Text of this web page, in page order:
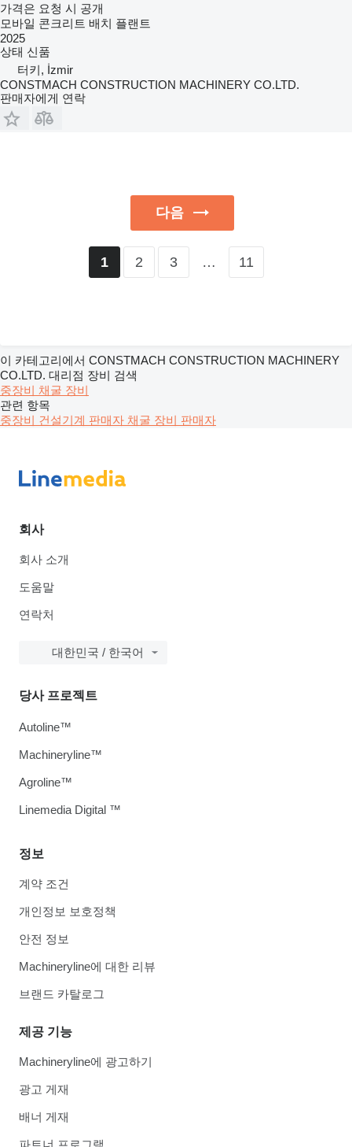
가격은 요청 시 공개
모바일 콘크리트 배치 플랜트
2025
상태 신품
터키, İzmir
CONSTMACH CONSTRUCTION MACHINERY CO.LTD.
판매자에게 연락
다음
1 2 3 … 11
이 카테고리에서 CONSTMACH CONSTRUCTION MACHINERY
CO.LTD. 대리점 장비 검색
중장비 채굴 장비
관련 항목
중장비 건설기계 판매자 채굴 장비 판매자
회사
회사 소개
도움말
연락처
대한민국 / 한국어
정보
계약 조건
개인정보 보호정책
안전 정보
Machineryline에 대한 리뷰
브랜드 카탈로그
제공 기능
Machineryline에 광고하기
광고 게재
배너 게재
당사 프로젝트
Autoline™
Machineryline™
Agroline™
Linemedia Digital ™